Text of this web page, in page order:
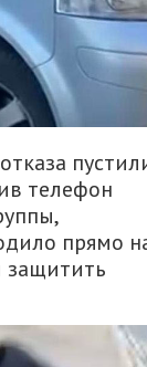
телефон
прямо
защитить